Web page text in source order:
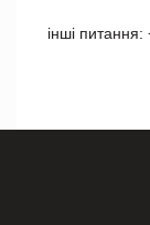
інші